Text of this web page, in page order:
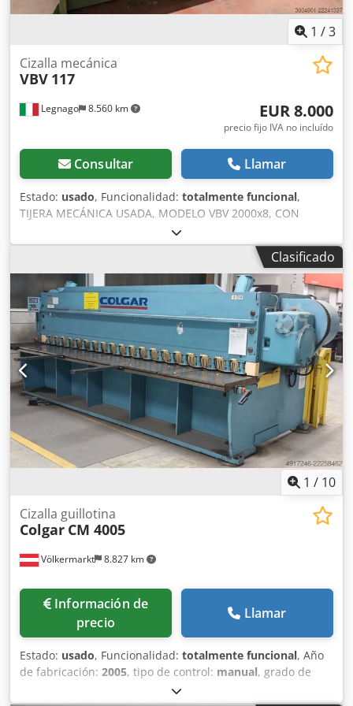
1 /3
Legnago 8.560 km
Cizalla mecánica
VBV 117
EUR 8.000
precio fijo IVA no incluído
Consultar Llamar
Estado: usado, Funcionalidad: totalmente funcional,
TIJERA MECÁNICA USADA, MODELO VBV 2000x8, CON
AJUSTE MOTORIZADO. Dedpfxszh Eb Ho Ai Eokr
Clasificado
1 / 10
Völkermarkt 8.827 km
Cizalla guillotina
Colgar CM 4005
Información de
precio
Llamar
Estado: usado, Funcionalidad: totalmente funcional, Año
de fabricación: 2005, tipo de control: manual, grado de
, tipo de accionamiento: